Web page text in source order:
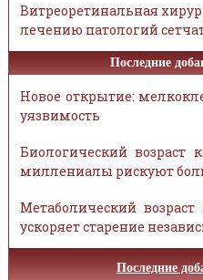
Витреоретинальная
лечению патологий
Последние
Новое открытие:
уязвимость
Биологический возраст
миллениалы рискуют
Метаболический
ускоряет старение
Последние